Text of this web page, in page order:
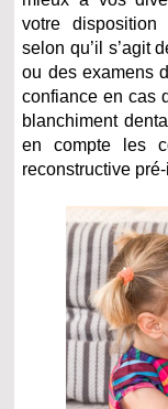
votre
selon qu’il s’agit
ou des examens
confiance en cas
blanchiment
en compte les
reconstructive